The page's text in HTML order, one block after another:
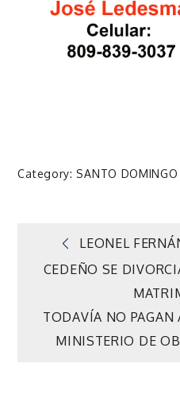
Category: SANTO DOMINGO
entradas
LEONEL
CEDEÑO SE
TODAVÍA NO PAGAN
MINISTERIO DE